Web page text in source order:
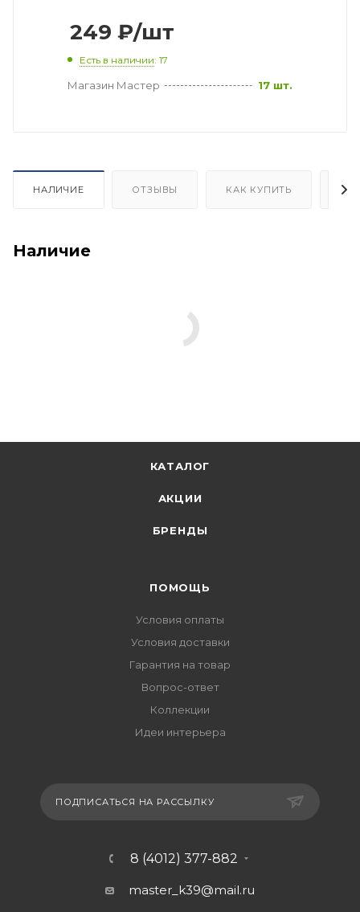
249 ₽/шт
Есть в наличии: 17
Магазин Мастер 17 шт.
НАЛИЧИЕ ОТЗЫВЫ КАК КУПИТЬ
Наличие
КАТАЛОГ
АКЦИИ
БРЕНДЫ
ПОМОЩЬ
Условия оплаты
Условия доставки
Гарантия на товар
Вопрос-ответ
Коллекции
Идеи интерьера
ПОДПИСАТЬСЯ НА РАССЫЛКУ
8 (4012) 377-882
master_k39@mail.ru